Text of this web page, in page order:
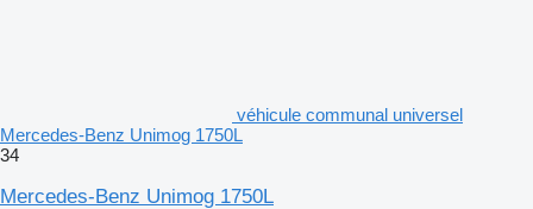
véhicule communal universel
Mercedes-Benz Unimog 1750L
34
Mercedes-Benz Unimog 1750L